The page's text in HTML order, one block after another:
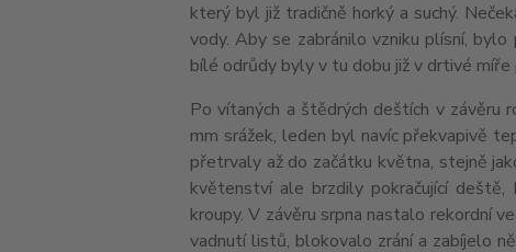
který byl již tradičně horký a suchý.
vody. Aby se zabránilo vzniku plísní,
bílé odrůdy byly v tu dobu již v drtivé míře
Po vítaných a štědrých deštích v závěru
mm srážek, leden byl navíc překvapivě
přetrvaly až do začátku května, stejně
květenství ale brzdily pokračující
kroupy. V závěru srpna nastalo rekordní
vadnutí listů, blokovalo zrání a zabíjelo